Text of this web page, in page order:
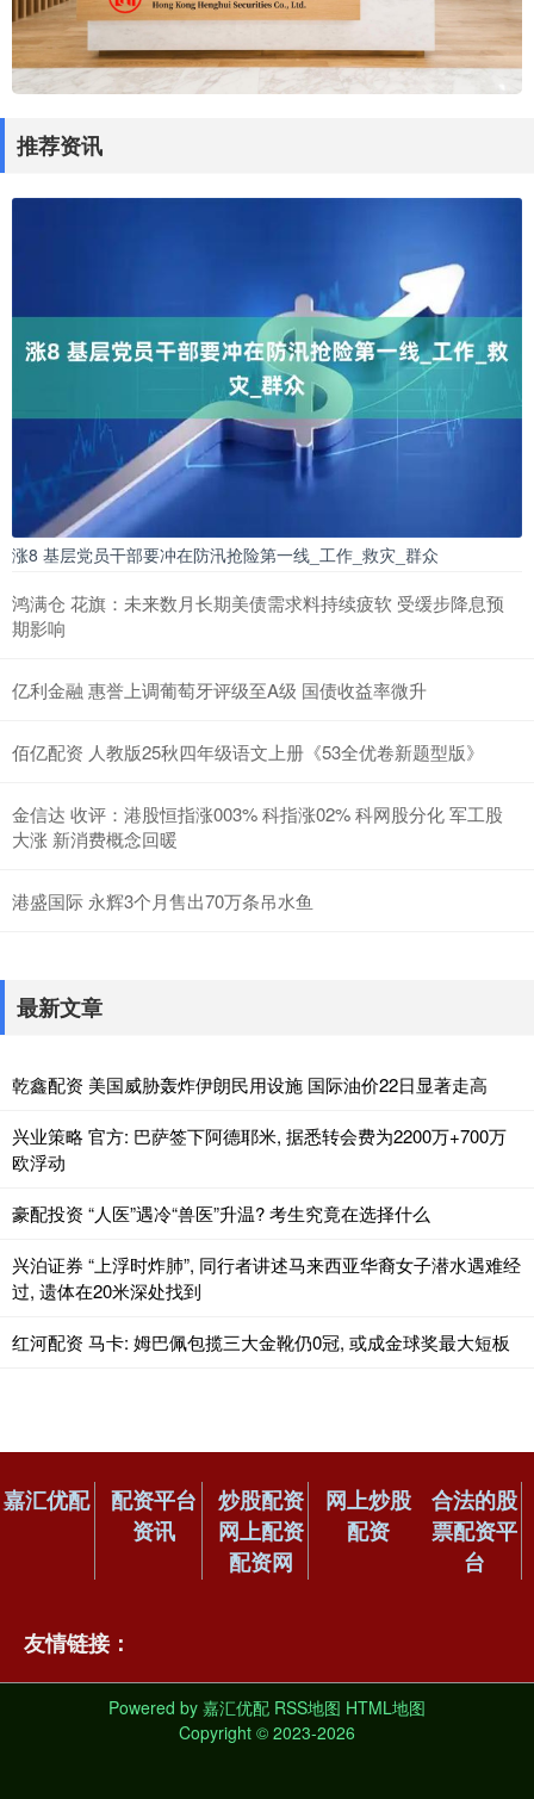
推荐资讯
涨8 基层党员干部要冲在防汛抢险第一线_工作_救灾_群众
鸿满仓 花旗：未来数月长期美债需求料持续疲软 受缓步降息预
期影响
亿利金融 惠誉上调葡萄牙评级至A级 国债收益率微升
佰亿配资 人教版25秋四年级语文上册《53全优卷新题型版》
金信达 收评：港股恒指涨003% 科指涨02% 科网股分化 军工股
大涨 新消费概念回暖
港盛国际 永辉3个月售出70万条吊水鱼
最新文章
乾鑫配资 美国威胁轰炸伊朗民用设施 国际油价22日显著走高
兴业策略 官方: 巴萨签下阿德耶米, 据悉转会费为2200万+700万
欧浮动
豪配投资 “人医”遇冷“兽医”升温? 考生究竟在选择什么
兴泊证券 “上浮时炸肺”, 同行者讲述马来西亚华裔女子潜水遇难经
过, 遗体在20米深处找到
红河配资 马卡: 姆巴佩包揽三大金靴仍0冠, 或成金球奖最大短板
嘉汇优配
配资平台
资讯
炒股配资
网上配资
配资网
网上炒股
配资
合法的股
票配资平
台
友情链接：
Powered by 嘉汇优配 RSS地图 HTML地图
Copyright © 2023-2026